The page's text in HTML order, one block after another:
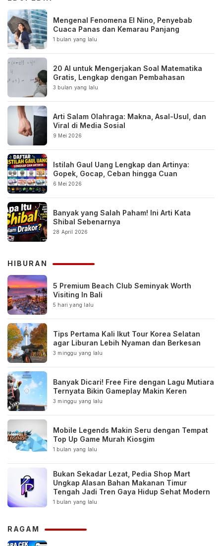
Mengenal Fenomena El Nino, Penyebab
Cuaca Panas dan Kemarau Panjang
1 bulan yang lalu
20 AI untuk Mengerjakan Soal Matematika
Gratis, Lengkap dengan Pembahasan
3 bulan yang lalu
Arti Salam Olahraga: Makna, Asal-Usul, dan
Viral di Media Sosial
9 Mei 2026
Istilah Gaul Uang Lengkap dan Artinya:
Gopek, Gocap, Ceban hingga Cuan
6 Mei 2026
Banyak yang Salah Paham! Ini Arti Kata
Shibal Sebenarnya
28 April 2026
HIBURAN
5 Premium Beach Club Seminyak Worth
Visiting In Bali
5 hari yang lalu
Tips Pertama Kali Ikut Tour Korea Selatan
agar Liburan Lebih Nyaman dan Berkesan
3 minggu yang lalu
Banyak Dicari! Free Fire dengan Lagu Mutiara
Ternyata Bikin Gameplay Makin Keren
3 minggu yang lalu
Mobile Legends Makin Seru dengan Tempat
Top Up Game Murah Kiosgim
1 bulan yang lalu
Bukan Sekadar Lezat, Pedia Shop Mart
Ungkap Alasan Bahan Makanan Timur
Tengah Jadi Tren Gaya Hidup Sehat Modern
1 bulan yang lalu
RAGAM